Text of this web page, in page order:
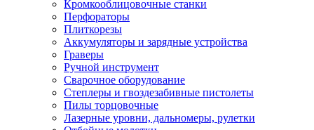
Кромкооблицовочные станки
Перфораторы
Плиткорезы
Аккумуляторы и зарядные устройства
Граверы
Ручной инструмент
Сварочное оборудование
Степлеры и гвоздезабивные пистолеты
Пилы торцовочные
Лазерные уровни, дальномеры, рулетки